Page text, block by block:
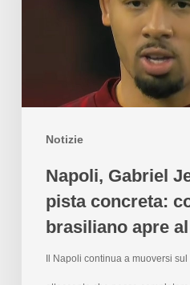
Notizie
Napoli, Gabriel
pista concreta:
brasiliano apre
Il Napoli continua a muoversi